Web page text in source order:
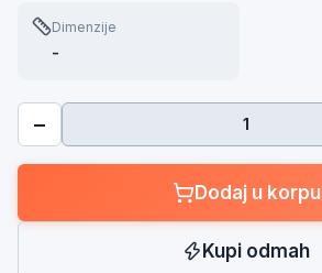
Dimenzije
-
−
Dodaj u korpu
Kupi odmah